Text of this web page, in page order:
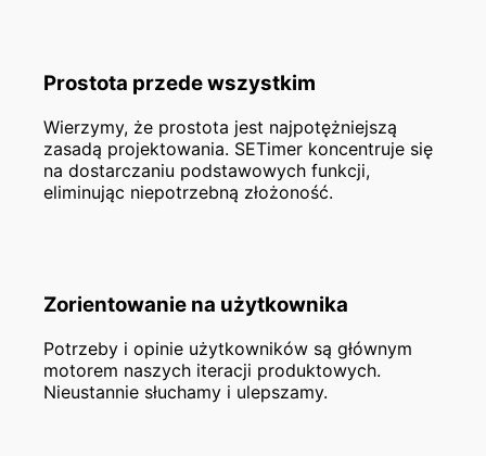
Prostota przede wszystkim
Wierzymy, że prostota jest najpotężniejszą
zasadą projektowania. SETimer koncentruje się
na dostarczaniu podstawowych funkcji,
eliminując niepotrzebną złożoność.
Zorientowanie na użytkownika
Potrzeby i opinie użytkowników są głównym
motorem naszych iteracji produktowych.
Nieustannie słuchamy i ulepszamy.